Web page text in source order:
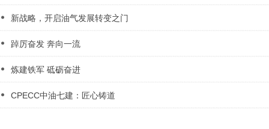
新战略，开启油气发展转变之门
踔厉奋发 奔向一流
炼建铁军 砥砺奋进
CPECC中油七建：匠心铸道